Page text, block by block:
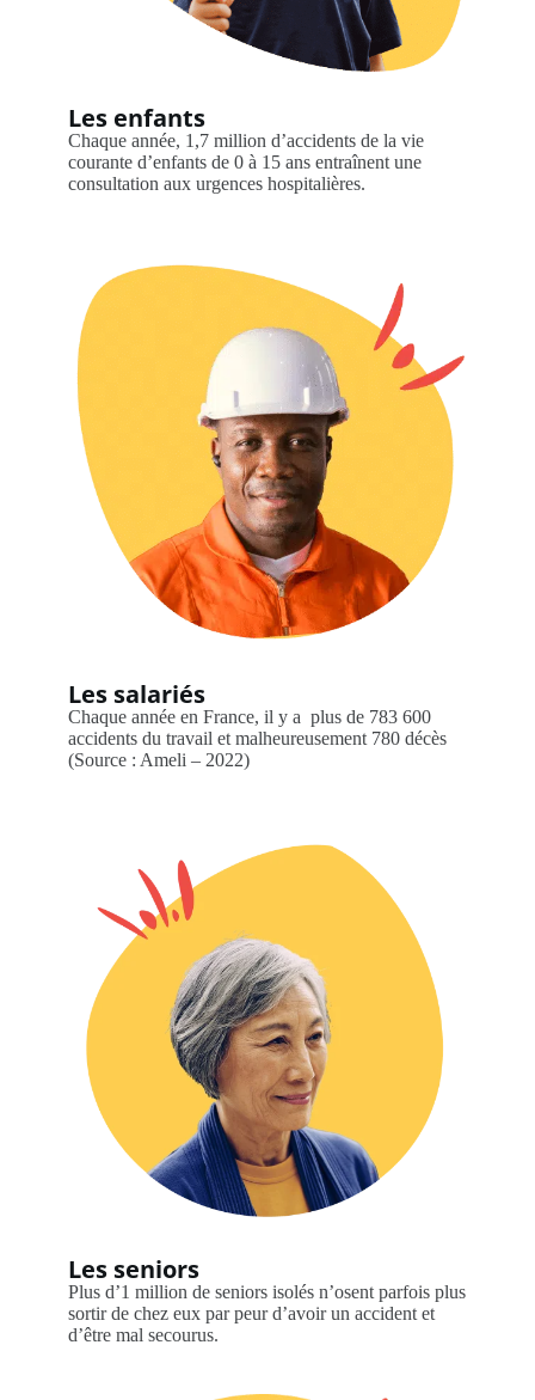
Les enfants
Chaque année, 1,7 million d’accidents de la vie
courante d’enfants de 0 à 15 ans entraînent une
consultation aux urgences hospitalières.
Les salariés
Chaque année en France, il y a plus de 783 600
accidents du travail et malheureusement 780 décès
(Source : Ameli – 2022)
Les seniors
Plus d’1 million de seniors isolés n’osent parfois plus
sortir de chez eux par peur d’avoir un accident et
d’être mal secourus.